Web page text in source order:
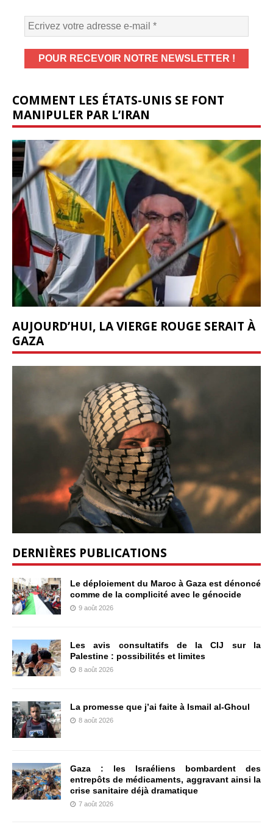
COMMENT LES ÉTATS-UNIS SE FONT
MANIPULER PAR L’IRAN
AUJOURD’HUI, LA VIERGE ROUGE SERAIT À
GAZA
DERNIÈRES PUBLICATIONS
Le déploiement du Maroc à Gaza est dénoncé
comme de la complicité avec le génocide
9 août 2026
Les avis consultatifs de la CIJ sur la
Palestine : possibilités et limites
8 août 2026
La promesse que j’ai faite à Ismail al-Ghoul
8 août 2026
Gaza : les Israéliens bombardent des
entrepôts de médicaments, aggravant ainsi la
crise sanitaire déjà dramatique
7 août 2026